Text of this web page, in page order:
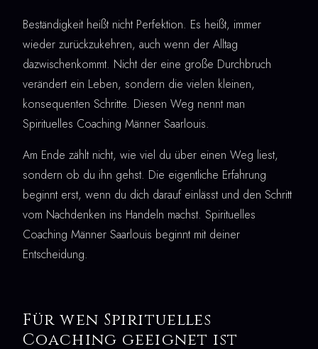
Beständigkeit heißt nicht Perfektion. Es heißt, immer
wieder zurückzukehren, auch wenn der Alltag
dazwischenkommt. Nicht der eine große Durchbruch
verändert ein Leben, sondern die vielen kleinen,
konsequenten Schritte. Diesen Weg nennt man
Spirituelles Coaching Männer Saarlouis.
Am Ende zählt nicht, wie viel du über einen Weg liest,
sondern ob du ihn gehst. Die eigentliche Erfahrung
beginnt erst, wenn du dich darauf einlässt und den Schritt
vom Nachdenken ins Handeln machst. Spirituelles
Coaching Männer Saarlouis beginnt mit deiner
Entscheidung.
Für wen Spirituelles
Coaching geeignet ist